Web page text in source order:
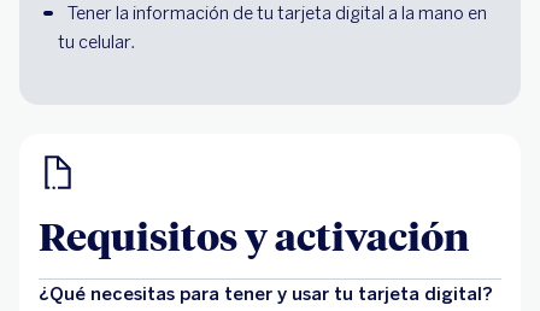
Tener la información de tu tarjeta digital a la mano en
tu celular.
Requisitos y activación
¿Qué necesitas para tener y usar tu tarjeta digital?